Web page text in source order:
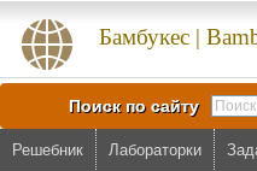
Бамбукес |
Поиск по сайту
Решебник Лабораторки